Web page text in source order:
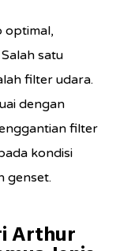
optimal,
satu
filter udara.
dengan
filter
kondisi
genset.
Arthur